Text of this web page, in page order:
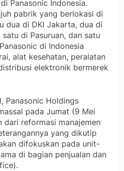
Panasonic Indonesia.
pabrik yang berlokasi di
dua di DKI Jakarta, dua di
di Pasuruan, dan satu
di Indonesia
alat kesehatan, peralatan
elektronik bermerek
Panasonic Holdings
pada Jumat (9 Mei
dari reformasi manajemen
yang dikutip
difokuskan pada unit-
di bagian penjualan dan